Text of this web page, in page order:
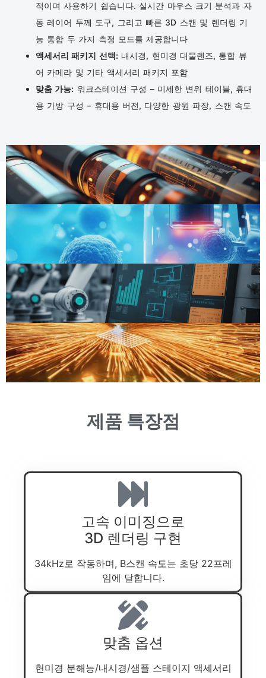
적이며 사용하기 쉽습니다. 실시간 마우스 크기 분석과 자
동 레이어 두께 도구, 그리고 빠른 3D 스캔 및 렌더링 기
능 통합 두 가지 측정 모드를 제공합니다
액세서리 패키지 선택:내시경, 현미경 대물렌즈, 통합 뷰
어 카메라 및 기타 액세서리 패키지 포함
맞춤 가능: 워크스테이션 구성 – 미세한 변위 테이블, 휴대
용 가방 구성 – 휴대용 버전, 다양한 광원 파장, 스캔 속도
제품 특장점
고속 이미징으로
3D 렌더링 구현
34kHz로 작동하며, B스캔 속도는 초당 22프레
임에 달합니다.
맞춤 옵션
현미경 분해능/내시경/샘플 스테이지 액세서리